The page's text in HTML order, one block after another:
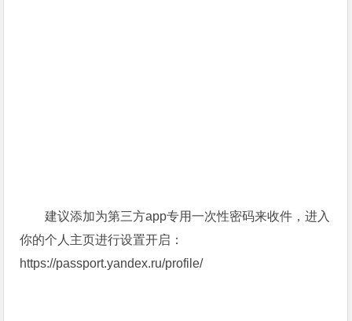
建议添加为第三方app专用一次性密码来收件，进入
你的个人主页进行设置开启：
https://passport.yandex.ru/profile/